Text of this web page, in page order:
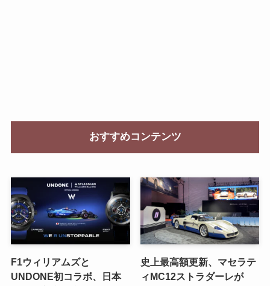
おすすめコンテンツ
F1ウィリアムズと
UNDONE初コラボ、日本
史上最高額更新、マセラテ
ィMC12ストラダーレが